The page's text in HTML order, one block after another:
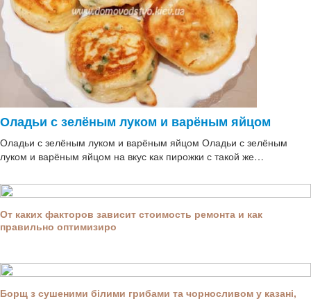
Оладьи с зелёным луком и варёным яйцом
Оладьи с зелёным луком и варёным яйцом Оладьи с зелёным
луком и варёным яйцом на вкус как пирожки с такой же…
От каких факторов зависит стоимость ремонта и как
правильно оптимизиро
Борщ з сушеними білими грибами та чорносливом у казані,